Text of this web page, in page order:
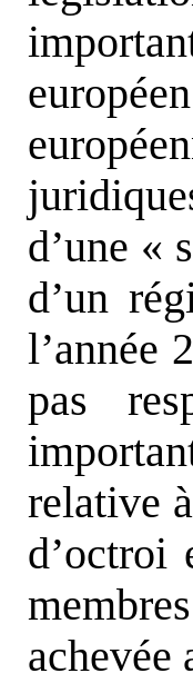
d’une «
d’un
l’année
pas
relative
d’octroi
achevée